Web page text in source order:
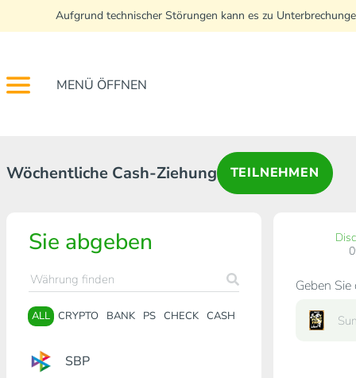
Aufgrund technischer Störungen kann es zu
MENÜ ÖFFNEN
Wöchentliche Cash-Ziehung TEILNEHMEN
Sie abgeben
ALL CRYPTO BANK PS CHECK CASH
SBP
Geben